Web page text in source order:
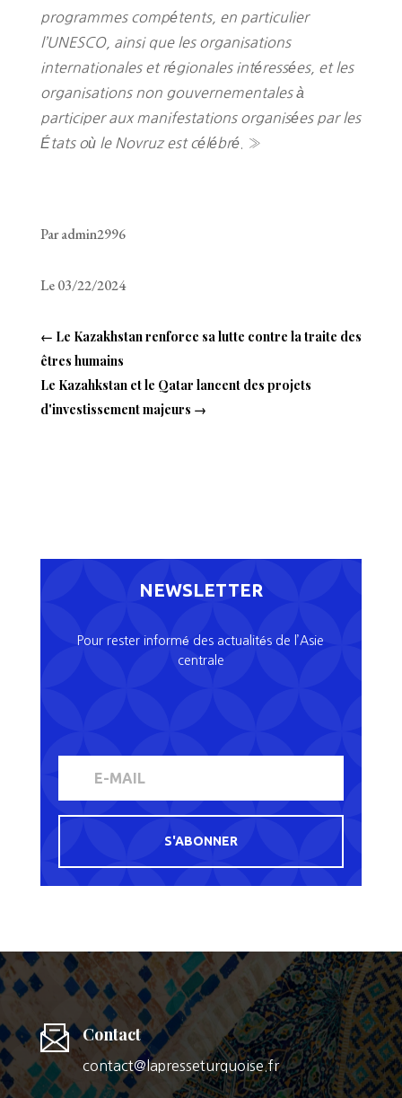
programmes compétents, en particulier
l’UNESCO, ainsi que les organisations
internationales et régionales intéressées, et les
organisations non gouvernementales à
participer aux manifestations organisées par les
États où le Novruz est célébré. »
Par admin2996
Le 03/22/2024
← Le Kazakhstan renforce sa lutte contre la traite des
êtres humains
Le Kazahkstan et le Qatar lancent des projets
d'investissement majeurs →
NEWSLETTER
Pour rester informé des actualités de l’Asie
centrale
S'ABONNER
Contact
contact@lapresseturquoise.fr